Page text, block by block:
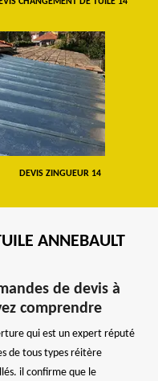
DEVIS ZINGUEUR 14
ANNEBAULT
de devis à
comprendre
qui est un expert réputé
de tous types réitère
il confirme que le